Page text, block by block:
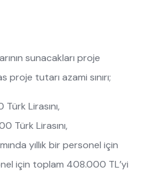
sunacakları proje
tutarı azami sınırı;
Lirasını,
Türk Lirasını,
yıllık bir personel için
için toplam 408.000 TL’yi